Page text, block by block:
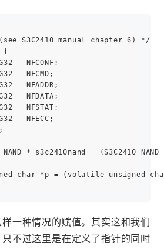
(see S3C2410 manual chapter 6) */
{
NFCONF;
NFCMD;
NFADDR;
NFDATA;
NFSTAT;
NFECC;
* s3c2410nand =
一种情况的赋值。其实这和我们
不过这里是在定义了指针的同时